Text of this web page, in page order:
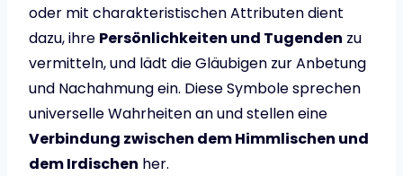
oder mit charakteristischen Attributen dient
dazu, ihre Persönlichkeiten und Tugenden zu
vermitteln, und lädt die Gläubigen zur Anbetung
und Nachahmung ein. Diese Symbole sprechen
universelle Wahrheiten an und stellen eine
Verbindung zwischen dem Himmlischen und
dem Irdischen her.